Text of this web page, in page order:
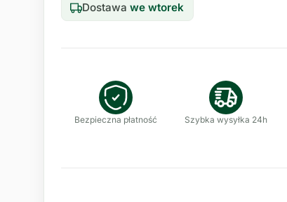
Dostawawe wtorek
Bezpieczna płatność Szybka wysyłka 24h